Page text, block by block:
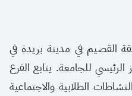
القصيم في مدينة بريدة في
للجامعة. يتابع الفرع
الطلابية والاجتماعية